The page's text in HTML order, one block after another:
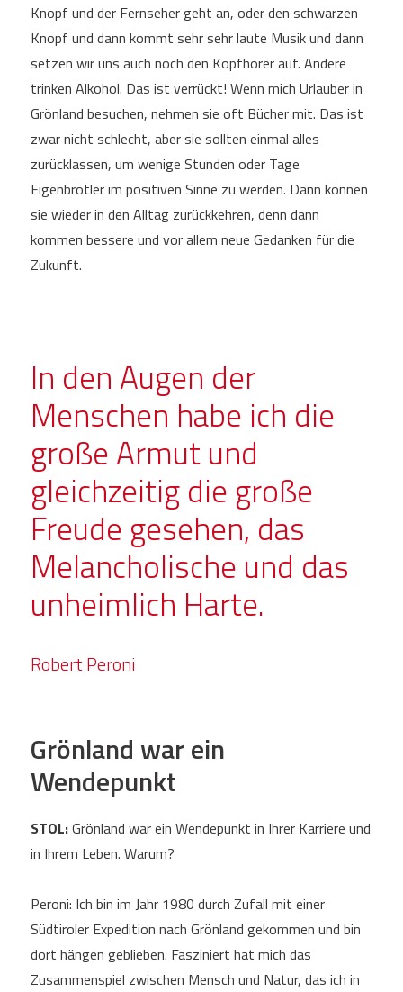
Knopf und der Fernseher geht an, oder den schwarzen
Knopf und dann kommt sehr sehr laute Musik und dann
setzen wir uns auch noch den Kopfhörer auf. Andere
trinken Alkohol. Das ist verrückt! Wenn mich Urlauber in
Grönland besuchen, nehmen sie oft Bücher mit. Das ist
zwar nicht schlecht, aber sie sollten einmal alles
zurücklassen, um wenige Stunden oder Tage
Eigenbrötler im positiven Sinne zu werden. Dann können
sie wieder in den Alltag zurückkehren, denn dann
kommen bessere und vor allem neue Gedanken für die
Zukunft.
In den Augen der
Menschen habe ich die
große Armut und
gleichzeitig die große
Freude gesehen, das
Melancholische und das
unheimlich Harte.
Robert Peroni
Grönland war ein
Wendepunkt
STOL:Grönland war ein Wendepunkt in Ihrer Karriere und
in Ihrem Leben. Warum?
Peroni: Ich bin im Jahr 1980 durch Zufall mit einer
Südtiroler Expedition nach Grönland gekommen und bin
dort hängen geblieben. Fasziniert hat mich das
Zusammenspiel zwischen Mensch und Natur, das ich in